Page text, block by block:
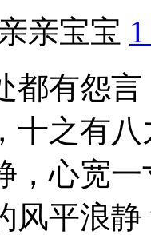
亲宝宝
都有怨
十之有
，心宽
风平浪